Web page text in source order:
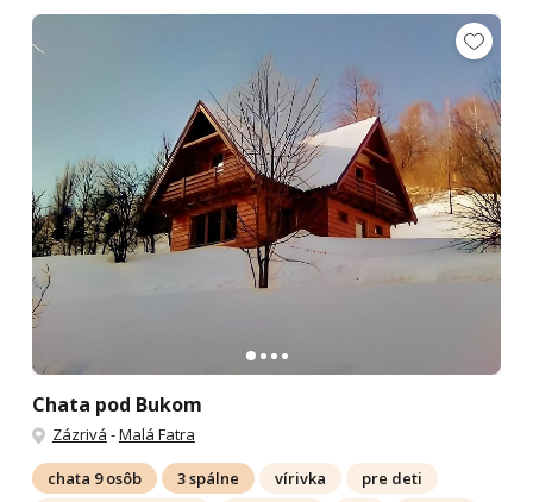
Chata pod Bukom
Zázrivá -Malá Fatra
chata 9 osôb 3 spálne vírivka
pre deti